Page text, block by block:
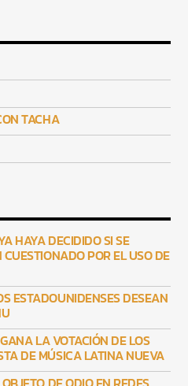
TACHA
HAYA DECIDIDO SI SE
POR EL USO DE
ESTADOUNIDENSES DESEAN
LA VOTACIÓN DE LOS
DE MÚSICA LATINA NUEVA